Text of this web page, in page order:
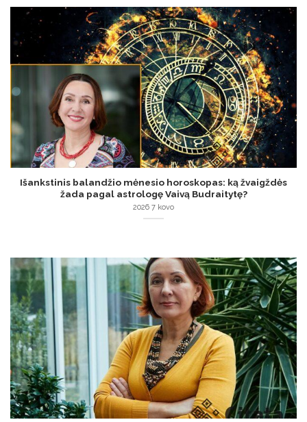
Išankstinis balandžio mėnesio horoskopas: ką žvaigždės
žada pagal astrologę Vaivą Budraitytę?
2026 7 kovo